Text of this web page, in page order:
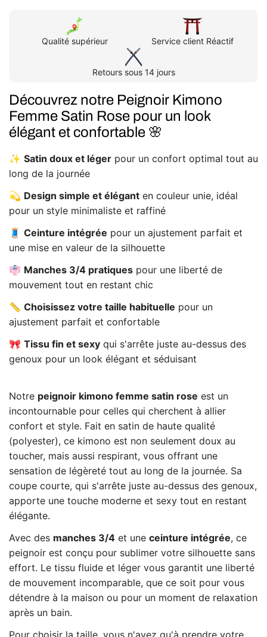
Peignoir
Qualité supérieur Service client Réactif
Retours sous 14 jours
Découvrez notre Peignoir Kimono
Femme Satin Rose pour un look
élégant et confortable 🌸
✨ Satin doux et léger pour un confort optimal tout au
long de la journée
💫 Design simple et élégant en couleur unie, idéal
pour un style minimaliste et raffiné
🧵 Ceinture intégrée pour un ajustement parfait et
une mise en valeur de la silhouette
👘 Manches 3/4 pratiques pour une liberté de
mouvement tout en restant chic
📏 Choisissez votre taille habituelle pour un
ajustement parfait et confortable
🎀 Tissu fin et sexy qui s'arrête juste au-dessus des
genoux pour un look élégant et séduisant
Notre peignoir kimono femme satin rose est un
incontournable pour celles qui cherchent à allier
confort et style. Fait en satin de haute qualité
(polyester), ce kimono est non seulement doux au
toucher, mais aussi respirant, vous offrant une
sensation de légèreté tout au long de la journée. Sa
coupe courte, qui s'arrête juste au-dessus des genoux,
apporte une touche moderne et sexy tout en restant
élégante.
Avec des manches 3/4 et une ceinture intégrée, ce
peignoir est conçu pour sublimer votre silhouette sans
effort. Le tissu fluide et léger vous garantit une liberté
de mouvement incomparable, que ce soit pour vous
détendre à la maison ou pour un moment de relaxation
après un bain.